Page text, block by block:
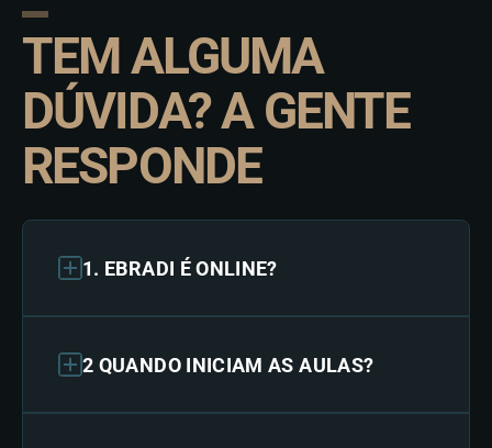
TEM ALGUMA
DÚVIDA? A GENTE
RESPONDE
1. EBRADI É ONLINE?
2 QUANDO INICIAM AS AULAS?